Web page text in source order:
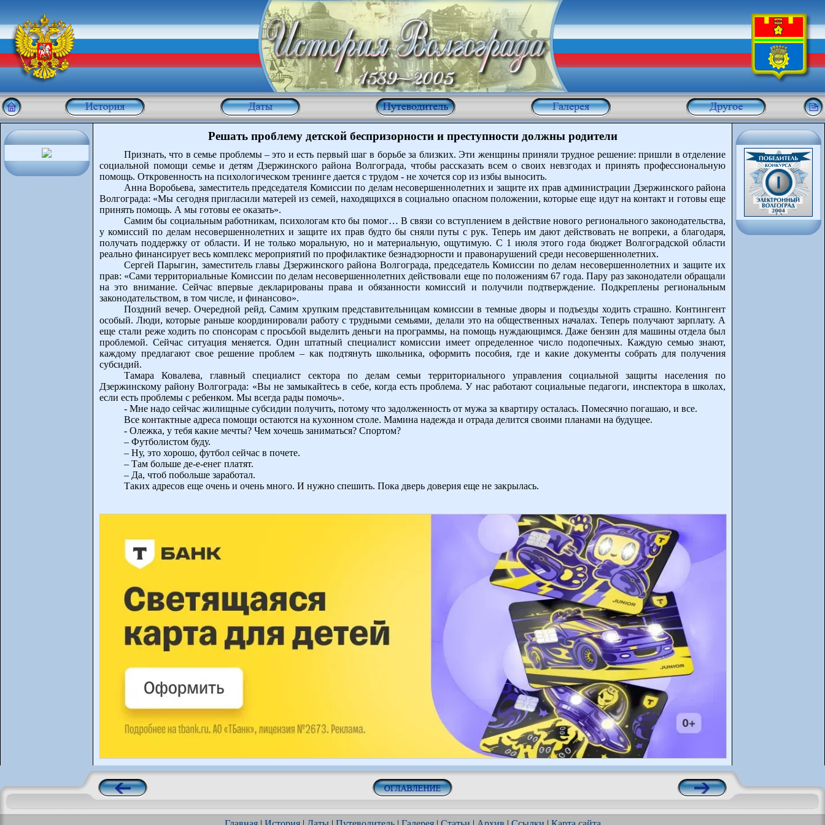
Решать проблему детской беспризорности и преступности должны родители
Признать, что в семье проблемы – это и есть первый шаг в борьбе за близких. Эти женщины приняли трудное решение: пришли в отделение
социальной помощи семье и детям Дзержинского района Волгограда, чтобы рассказать всем о своих невзгодах и принять профессиональную
помощь. Откровенность на психологическом тренинге дается с трудом - не хочется сор из избы выносить.
Анна Воробьева, заместитель председателя Комиссии по делам несовершеннолетних и защите их прав администрации Дзержинского района
Волгограда: «Мы сегодня пригласили матерей из семей, находящихся в социально опасном положении, которые еще идут на контакт и готовы еще
принять помощь. А мы готовы ее оказать».
Самим бы социальным работникам, психологам кто бы помог… В связи со вступлением в действие нового регионального законодательства,
у комиссий по делам несовершеннолетних и защите их прав будто бы сняли путы с рук. Теперь им дают действовать не вопреки, а благодаря,
получать поддержку от области. И не только моральную, но и материальную, ощутимую. С 1 июля этого года бюджет Волгоградской области
реально финансирует весь комплекс мероприятий по профилактике безнадзорности и правонарушений среди несовершеннолетних.
Сергей Парыгин, заместитель главы Дзержинского района Волгограда, председатель Комиссии по делам несовершеннолетних и защите их
прав: «Сами территориальные Комиссии по делам несовершеннолетних действовали еще по положениям 67 года. Пару раз законодатели обращали
на это внимание. Сейчас впервые декларированы права и обязанности комиссий и получили подтверждение. Подкреплены региональным
законодательством, в том числе, и финансово».
Поздний вечер. Очередной рейд. Самим хрупким представительницам комиссии в темные дворы и подъезды ходить страшно. Контингент
особый. Люди, которые раньше координировали работу с трудными семьями, делали это на общественных началах. Теперь получают зарплату. А
еще стали реже ходить по спонсорам с просьбой выделить деньги на программы, на помощь нуждающимся. Даже бензин для машины отдела был
проблемой. Сейчас ситуация меняется. Один штатный специалист комиссии имеет определенное число подопечных. Каждую семью знают,
каждому предлагают свое решение проблем – как подтянуть школьника, оформить пособия, где и какие документы собрать для получения
субсидий.
Тамара Ковалева, главный специалист сектора по делам семьи территориального управления социальной защиты населения по
Дзержинскому району Волгограда: «Вы не замыкайтесь в себе, когда есть проблема. У нас работают социальные педагоги, инспектора в школах,
если есть проблемы с ребенком. Мы всегда рады помочь».
- Мне надо сейчас жилищные субсидии получить, потому что задолженность от мужа за квартиру осталась. Помесячно погашаю, и все.
Все контактные адреса помощи остаются на кухонном столе. Мамина надежда и отрада делится своими планами на будущее.
- Олежка, у тебя какие мечты? Чем хочешь заниматься? Спортом?
– Футболистом буду.
– Ну, это хорошо, футбол сейчас в почете.
– Там больше де-е-енег платят.
– Да, чтоб побольше заработал.
Таких адресов еще очень и очень много. И нужно спешить. Пока дверь доверия еще не закрылась.